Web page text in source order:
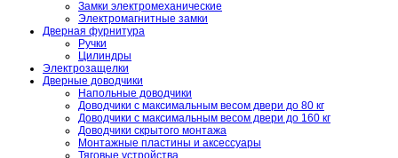
Замки электромеханические
Электромагнитные замки
Дверная фурнитура
Ручки
Цилиндры
Электрозащелки
Дверные доводчики
Напольные доводчики
Доводчики с максимальным весом двери до 80 кг
Доводчики с максимальным весом двери до 160 кг
Доводчики скрытого монтажа
Монтажные пластины и аксессуары
Тяговые устройства